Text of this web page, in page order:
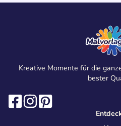
Kreative Momente für die
bester